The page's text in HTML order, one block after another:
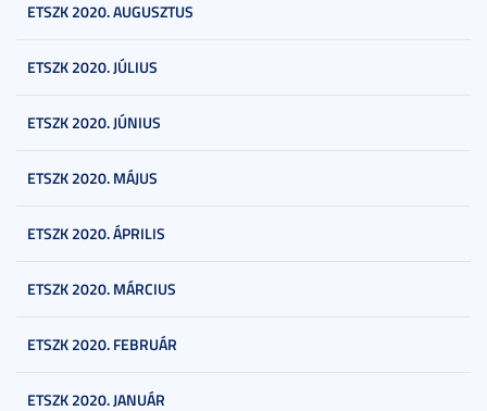
ETSZK 2020. AUGUSZTUS
ETSZK 2020. JÚLIUS
ETSZK 2020. JÚNIUS
ETSZK 2020. MÁJUS
ETSZK 2020. ÁPRILIS
ETSZK 2020. MÁRCIUS
ETSZK 2020. FEBRUÁR
ETSZK 2020. JANUÁR